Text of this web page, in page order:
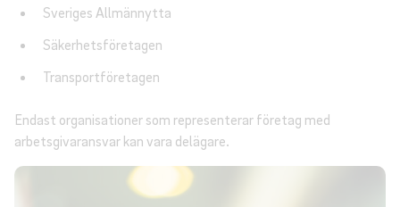
Sveriges Allmännytta
Säkerhetsföretagen
Transportföretagen
Endast organisationer som representerar företag med
arbetsgivaransvar kan vara delägare.